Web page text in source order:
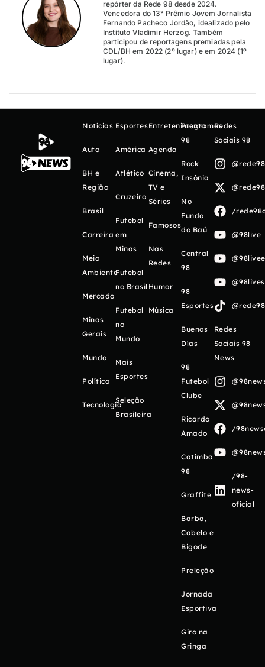
repórter da Rede 98 desde 2024.
Vencedora do 13° Prêmio Jovem Jornalista
Fernando Pacheco Jordão, idealizado pelo
Instituto Vladimir Herzog. Também
participou de reportagens premiadas pela
CDL/BH em 2022 (2º lugar) e em 2024 (1º
lugar).
Notícias
Auto
BH e
Região
Brasil
Carreira
Meio
Ambiente
Mercado
Minas
Gerais
Mundo
Política
Tecnologia
Esportes
América
Atlético
Cruzeiro
Futebol
em
Minas
Futebol
no Brasil
Futebol
no
Mundo
Mais
Esportes
Seleção
Brasileira
Entretenimento
Agenda
Cinema,
TV e
Séries
Famosos
Nas
Redes
Humor
Música
Programas
98
Rock
Insônia
No
Fundo
do Baú
Central
98
98
Esportes
Buenos
Días
98
Futebol
Clube
Ricardo
Amado
Catimba
98
Graffite
Barba,
Cabelo e
Bigode
Preleção
Jornada
Esportiva
Giro na
Gringa
Redes
Sociais 98
/
@98live
Redes
Sociais 98
News
/
/98-
news-
oficial